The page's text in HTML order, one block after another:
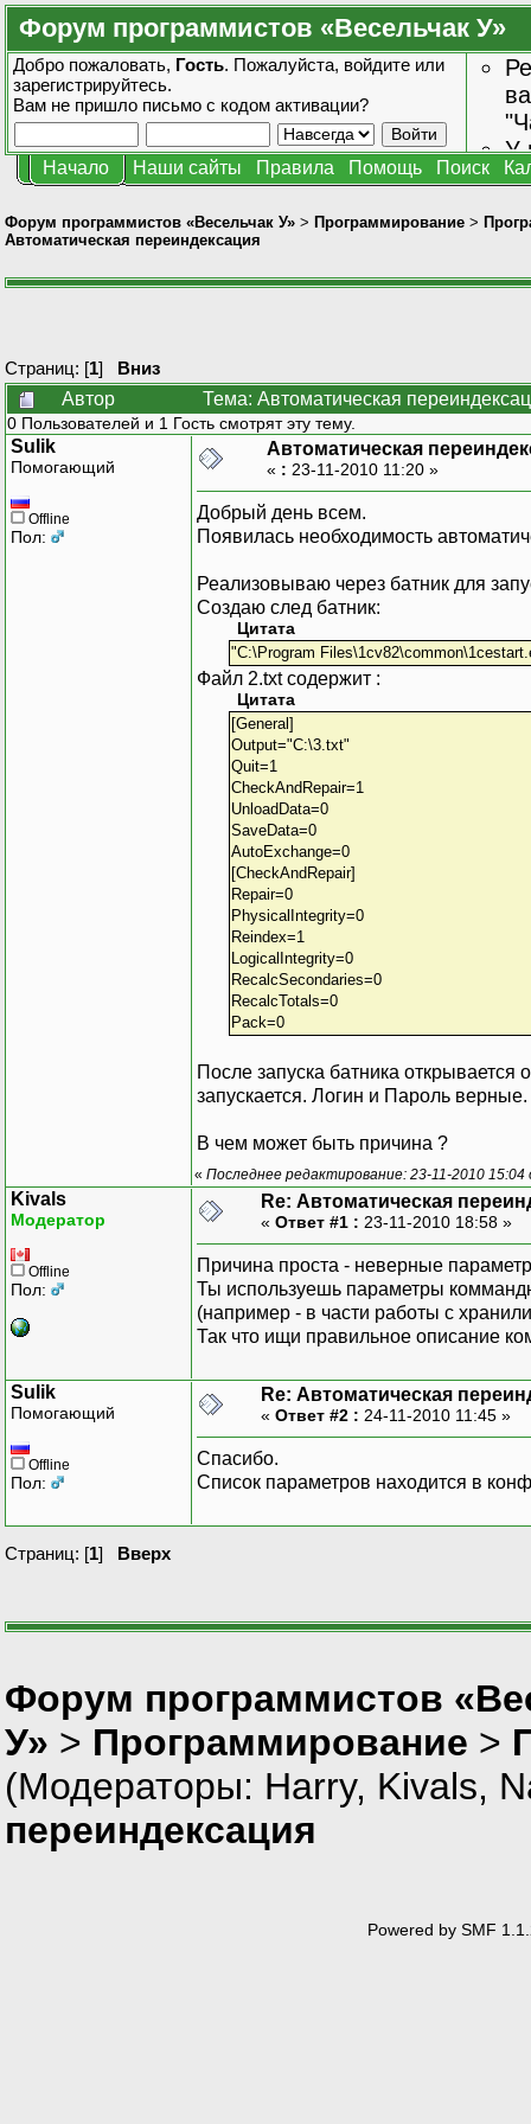
Форум программистов «Весельчак У»
Добро пожаловать, Гость. Пожалуйста, войдите или
зарегистрируйтесь.
Вам не пришло письмо с кодом активации?
У
Начало Наши сайты Правила Помощь Поиск
Форум программистов «Весельчак У» > Программирование >
Автоматическая переиндексация
Страниц: [1] Вниз
Автор
Тема: Автоматическая
0 Пользователей и 1 Гость смотрят эту тему.
Sulik
Помогающий
Offline
Пол:
Автоматическая
« : 23-11-2010 11:20 »
Добрый день всем.
Появилась необходимость
Реализовываю через батник для
Создаю след батник:
Цитата
"C:\Program
Файл 2.txt содержит :
Цитата
[General]
Output="C:\3.txt"
Quit=1
CheckAndRepair=1
UnloadData=0
SaveData=0
AutoExchange=0
[CheckAndRepair]
Repair=0
PhysicalIntegrity=0
Reindex=1
LogicalIntegrity=0
RecalcSecondaries=0
RecalcTotals=0
Pack=0
После запуска батника
запускается. Логин и Пароль
В чем может быть причина ?
« Последнее редактирование: 23-11-2010 15:04
Kivals
Модератор
Offline
Пол:
Re: Автоматическая
« Ответ #1 : 23-11-2010 18:58 »
Причина проста - неверные
Ты используешь параметры
(например - в части работы с
Так что ищи правильное описание
Sulik
Помогающий
Offline
Пол:
Re: Автоматическая
« Ответ #2 : 24-11-2010 11:45 »
Спасибо.
Список параметров находится в
Страниц: [1] Вверх
Форум программистов
У» > Программирование >
(Модераторы: Harry, Kivals,
переиндексация
Powered by SMF